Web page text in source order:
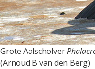
Grote Aalscholver
(Arnoud B van den Berg)